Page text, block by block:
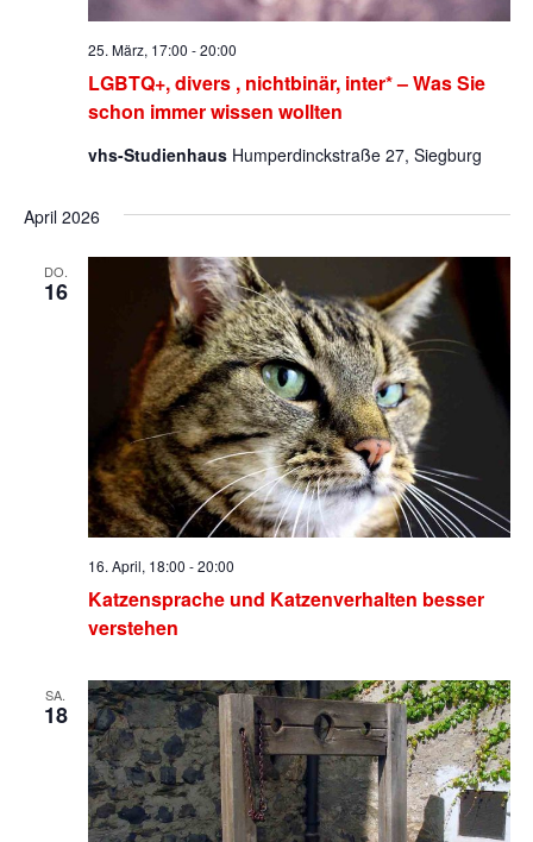
LGBTQ+, divers , nichtbinär, inter* – Was Sie
schon immer wissen wollten
25. März, 17:00 -20:00
vhs-Studienhaus Humperdinckstraße 27, Siegburg
April 2026
DO.
16
Katzensprache und Katzenverhalten besser
verstehen
16. April, 18:00 -20:00
SA.
18